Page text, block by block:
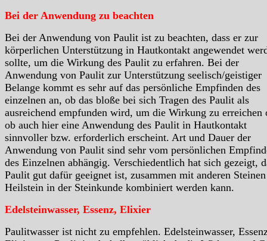
Bei der Anwendung zu beachten
Bei der Anwendung von Paulit ist zu beachten, dass er zur
körperlichen Unterstützung in Hautkontakt angewendet
sollte, um die Wirkung des Paulit zu erfahren. Bei der
Anwendung von Paulit zur Unterstützung seelisch/geistiger
Belange kommt es sehr auf das persönliche Empfinden des
einzelnen an, ob das bloße bei sich Tragen des Paulit als
ausreichend empfunden wird, um die Wirkung zu erreichen
ob auch hier eine Anwendung des Paulit in Hautkontakt
sinnvoller bzw. erforderlich erscheint. Art und Dauer der
Anwendung von Paulit sind sehr vom persönlichen
des Einzelnen abhängig. Verschiedentlich hat sich gezeigt,
Paulit gut dafür geeignet ist, zusammen mit anderen
Heilstein in der Steinkunde kombiniert werden kann.
Edelsteinwasser, Essenz, Elixier
Paulitwasser ist nicht zu empfehlen. Edelsteinwasser,